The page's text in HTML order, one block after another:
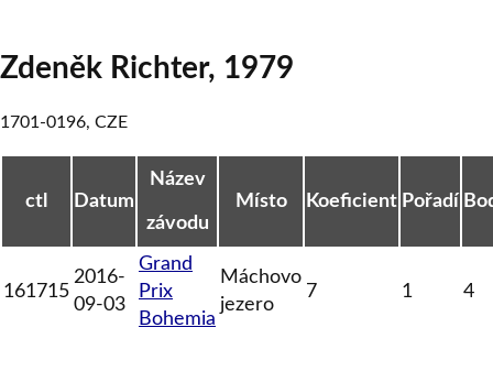
Zdeněk Richter, 1979
1701-0196, CZE
ctl Datum
Název
závodu
Místo Koeficient Pořadí
161715
2016-
09-03
Grand
Prix
Bohemia
Máchovo
jezero
7 1 4